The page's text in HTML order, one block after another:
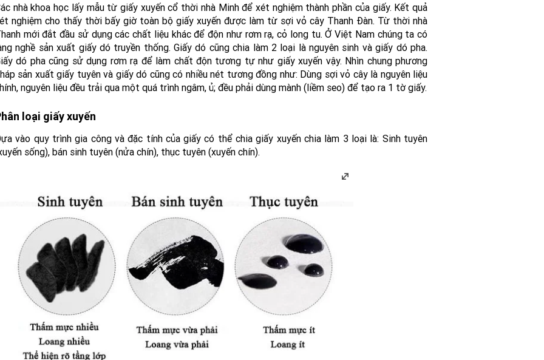
nhà khoa học lấy mẫu từ giấy xuyến cổ thời nhà Minh để xét nghiệm thành phần của giấy. Kết quả
nghiệm cho thấy thời bấy giờ toàn bộ giấy xuyến được làm từ sợi vỏ cây Thanh Đàn. Từ thời nhà
mới đắt đầu sử dụng các chất liệu khác để độn như rơm rạ, cỏ long tu. Ở Việt Nam chúng ta có
nghề sản xuất giấy dó truyền thống. Giấy dó cũng chia làm 2 loại là nguyên sinh và giấy dó pha.
dó pha cũng sử dụng rơm rạ để làm chất độn tương tự như giấy xuyến vậy. Nhìn chung phương
sản xuất giấy tuyên và giấy dó cũng có nhiều nét tương đồng như: Dùng sợi vỏ cây là nguyên liệu
nguyên liệu đều trải qua một quá trình ngâm, ủ; đều phải dùng mành (liềm seo) để tạo ra 1 tờ giấy.
loại giấy xuyến
vào quy trình gia công và đặc tính của giấy có thể chia giấy xuyến chia làm 3 loại là: Sinh tuyên
sống), bán sinh tuyên (nửa chín), thục tuyên (xuyến chín).